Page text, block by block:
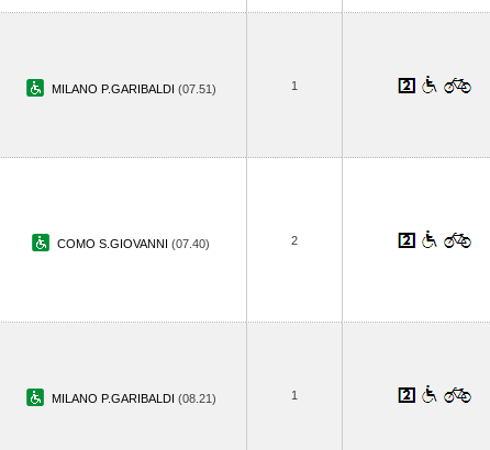
MILANO P.GARIBALDI (07.51) 1
COMO S.GIOVANNI (07.40) 2
MILANO P.GARIBALDI (08.21) 1